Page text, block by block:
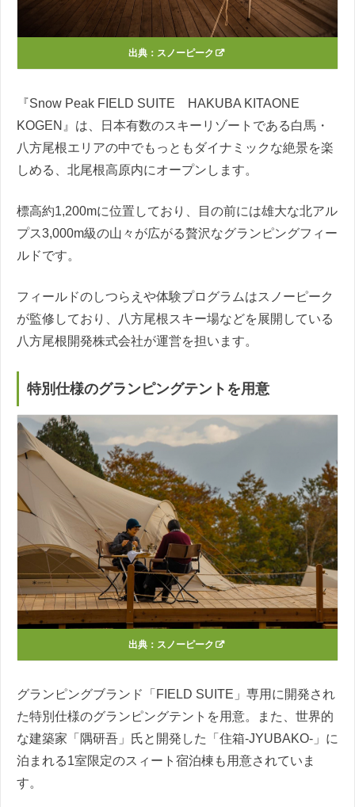
出典： スノーピーク
『Snow Peak FIELD SUITE HAKUBA KITAONE
KOGEN』は、日本有数のスキーリゾートである白馬・
八方尾根エリアの中でもっともダイナミックな絶景を楽
しめる、北尾根高原内にオープンします。
標高約1,200mに位置しており、目の前には雄大な北アル
プス3,000m級の山々が広がる贅沢なグランピングフィー
ルドです。
フィールドのしつらえや体験プログラムはスノーピーク
が監修しており、八方尾根スキー場などを展開している
八方尾根開発株式会社が運営を担います。
特別仕様のグランピングテントを用意
出典： スノーピーク
グランピングブランド「FIELD SUITE」専用に開発され
た特別仕様のグランピングテントを用意。また、世界的
な建築家「隅研吾」氏と開発した「住箱-JYUBAKO-」に
泊まれる1室限定のスィート宿泊棟も用意されていま
す。